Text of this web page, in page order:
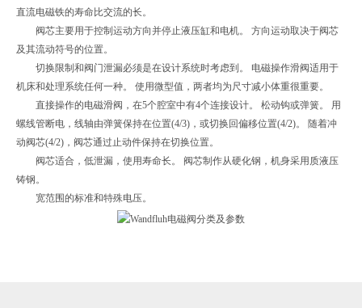
直流电磁铁的寿命比交流的长。
阀芯主要用于控制运动方向并停止液压缸和电机。 方向运动取决于阀芯
及其流动符号的位置。
切换限制和阀门泄漏必须是在设计系统时考虑到。 电磁操作滑阀适用于
机床和处理系统任何一种。 使用微型值，两者均为尺寸减小体重很重要。
直接操作的电磁滑阀，在5个腔室中有4个连接设计。 松动钩或弹簧。 用
螺线管断电，线轴由弹簧保持在位置(4/3)，或切换回偏移位置(4/2)。 随着冲
动阀芯(4/2)，阀芯通过止动件保持在切换位置。
阀芯适合，低泄漏，使用寿命长。 阀芯制作从硬化钢，机身采用质液压
铸钢。
宽范围的标准和特殊电压。